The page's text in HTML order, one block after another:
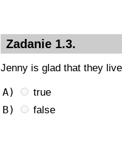
Zadanie 1.3.
Jenny is glad that they
A) true
B) false